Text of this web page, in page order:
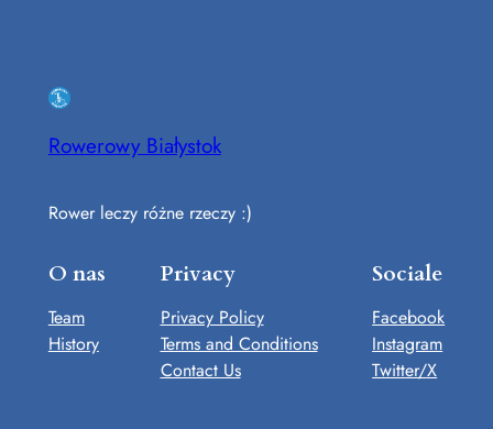
Rowerowy Białystok
Rower leczy różne rzeczy :)
O nas
Team
History
Privacy
Privacy Policy
Terms and Conditions
Contact Us
Sociale
Facebook
Instagram
Twitter/X